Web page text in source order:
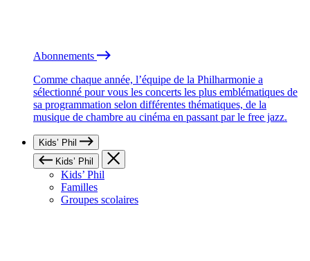
Abonnements
Comme chaque année, l’équipe de la Philharmonie a
sélectionné pour vous les concerts les plus emblématiques de
sa programmation selon différentes thématiques, de la
musique de chambre au cinéma en passant par le free jazz.
Kids’ Phil
Kids’ Phil
Kids’ Phil
Familles
Groupes scolaires